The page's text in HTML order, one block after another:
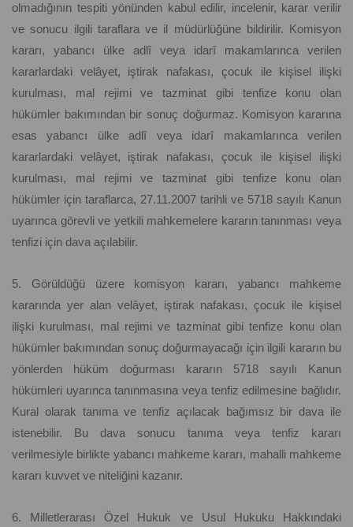
olmadığının tespiti yönünden kabul edilir, incelenir, karar verilir
ve sonucu ilgili taraflara ve il müdürlüğüne bildirilir. Komisyon
kararı, yabancı ülke adlî veya idarî makamlarınca verilen
kararlardaki velâyet, iştirak nafakası, çocuk ile kişisel ilişki
kurulması, mal rejimi ve tazminat gibi tenfize konu olan
hükümler bakımından bir sonuç doğurmaz. Komisyon kararına
esas yabancı ülke adlî veya idarî makamlarınca verilen
kararlardaki velâyet, iştirak nafakası, çocuk ile kişisel ilişki
kurulması, mal rejimi ve tazminat gibi tenfize konu olan
hükümler için taraflarca, 27.11.2007 tarihli ve 5718 sayılı Kanun
uyarınca görevli ve yetkili mahkemelere kararın tanınması veya
tenfizi için dava açılabilir.
5. Görüldüğü üzere komisyon kararı, yabancı mahkeme
kararında yer alan velâyet, iştirak nafakası, çocuk ile kişisel
ilişki kurulması, mal rejimi ve tazminat gibi tenfize konu olan
hükümler bakımından sonuç doğurmayacağı için ilgili kararın bu
yönlerden hüküm doğurması kararın 5718 sayılı Kanun
hükümleri uyarınca tanınmasına veya tenfiz edilmesine bağlıdır.
Kural olarak tanıma ve tenfiz açılacak bağımsız bir dava ile
istenebilir. Bu dava sonucu tanıma veya tenfiz kararı
verilmesiyle birlikte yabancı mahkeme kararı, mahalli mahkeme
kararı kuvvet ve niteliğini kazanır.
6. Milletlerarası Özel Hukuk ve Usul Hukuku Hakkındaki